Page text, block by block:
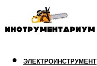
ЭЛЕКТРОИНСТРУМЕНТ